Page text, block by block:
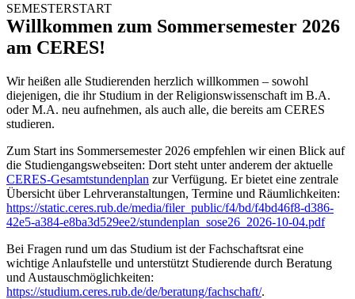
SEMESTERSTART
Willkommen zum Sommersemester 2026
am CERES!
Wir heißen alle Studierenden herzlich willkommen – sowohl
diejenigen, die ihr Studium in der Religionswissenschaft im B.A.
oder M.A. neu aufnehmen, als auch alle, die bereits am CERES
studieren.
Zum Start ins Sommersemester 2026 empfehlen wir einen Blick auf
die Studiengangswebseiten: Dort steht unter anderem der aktuelle
CERES-Gesamtstundenplan zur Verfügung. Er bietet eine zentrale
Übersicht über Lehrveranstaltungen, Termine und Räumlichkeiten:
https://static.ceres.rub.de/media/filer_public/f4/bd/f4bd46f8-d386-
42e5-a384-e8ba3d529ee2/stundenplan_sose26_2026-10-04.pdf
Bei Fragen rund um das Studium ist der Fachschaftsrat eine
wichtige Anlaufstelle und unterstützt Studierende durch Beratung
und Austauschmöglichkeiten:
https://studium.ceres.rub.de/de/beratung/fachschaft/.